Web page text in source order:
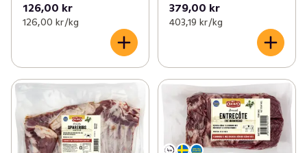
126,00 kr
126,00 kr /kg
379,00 kr
403,19 kr /kg